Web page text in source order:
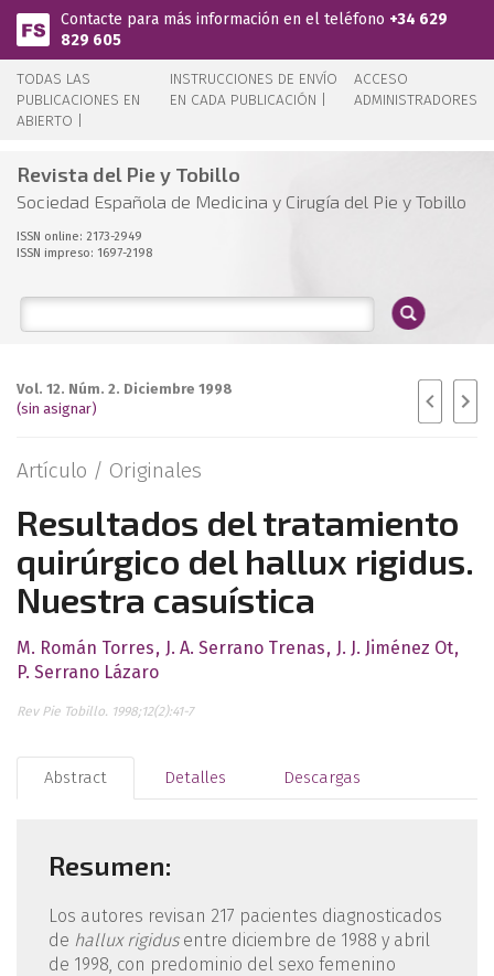
Pasar al contenido principal
Contacte para más información en el teléfono +34 629
829 605
TODAS LAS
PUBLICACIONES EN
ABIERTO |
INSTRUCCIONES DE ENVÍO
EN CADA PUBLICACIÓN |
ACCESO
ADMINISTRADORES
Revista del Pie y Tobillo
Sociedad Española de Medicina y Cirugía del Pie y Tobillo
ISSN online: 2173-2949
ISSN impreso: 1697-2198
Vol. 12. Núm. 2. Diciembre 1998
(sin asignar)
Artículo / Originales
Resultados del tratamiento
quirúrgico del hallux rigidus.
Nuestra casuística
M. Román Torres J. A. Serrano Trenas
J. J. Jiménez Ot
P. Serrano Lázaro
Rev Pie Tobillo. 1998;12(2):41-7
Abstract Detalles Descargas
Resumen:
Los autores revisan 217 pacientes diagnosticados
de hallux rigidusentre diciembre de 1988 y abril
de 1998, con predominio del sexo femenino